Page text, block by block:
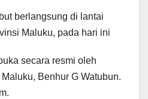
berlangsung di lantai
Maluku, pada hari ini
secara resmi oleh
Benhur G Watubun.